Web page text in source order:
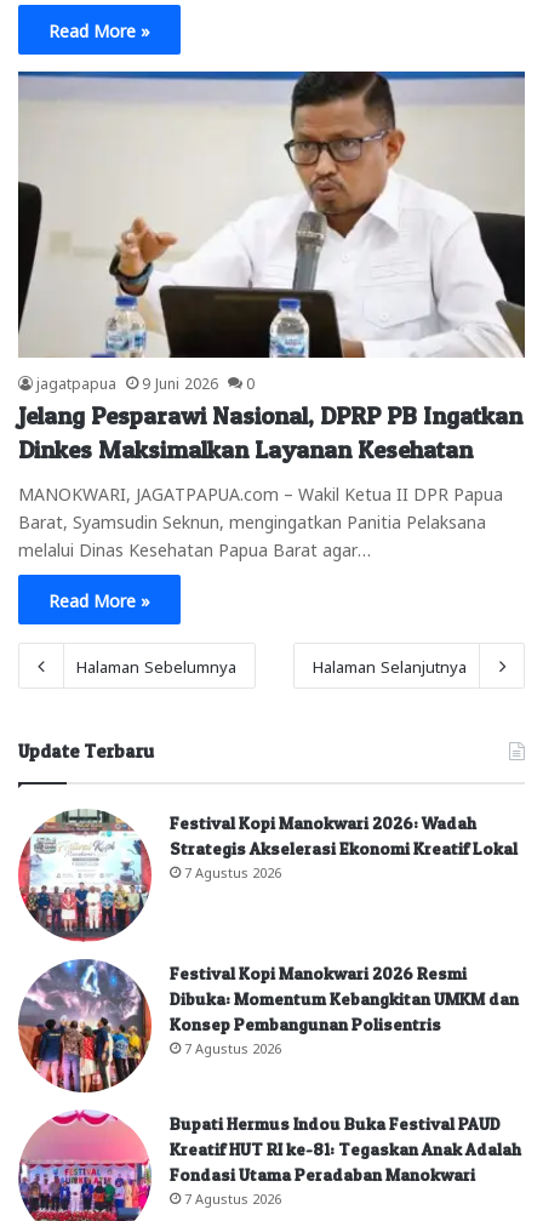
Read More »
jagatpapua 9 Juni 2026 0
Jelang Pesparawi Nasional, DPRP PB Ingatkan
Dinkes Maksimalkan Layanan Kesehatan
MANOKWARI, JAGATPAPUA.com – Wakil Ketua II DPR Papua
Barat, Syamsudin Seknun, mengingatkan Panitia Pelaksana
melalui Dinas Kesehatan Papua Barat agar…
Read More »
Halaman Sebelumnya Halaman Selanjutnya
Update Terbaru
Festival Kopi Manokwari 2026: Wadah
Strategis Akselerasi Ekonomi Kreatif Lokal
7 Agustus 2026
Festival Kopi Manokwari 2026 Resmi
Dibuka: Momentum Kebangkitan UMKM dan
Konsep Pembangunan Polisentris
7 Agustus 2026
Bupati Hermus Indou Buka Festival PAUD
Kreatif HUT RI ke-81: Tegaskan Anak Adalah
Fondasi Utama Peradaban Manokwari
7 Agustus 2026